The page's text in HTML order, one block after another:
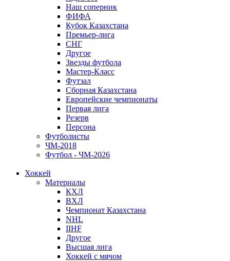
Наш соперник
ФИФА
Кубок Казахстана
Премьер-лига
СНГ
Другое
Звезды футбола
Мастер-Класс
Футзал
Сборная Казахстана
Европейские чемпионаты
Первая лига
Резерв
Персона
Футболисты
ЧМ-2018
Футбол - ЧМ-2026
Хоккей
Материалы
КХЛ
ВХЛ
Чемпионат Казахстана
NHL
IIHF
Другое
Высшая лига
Хоккей с мячом